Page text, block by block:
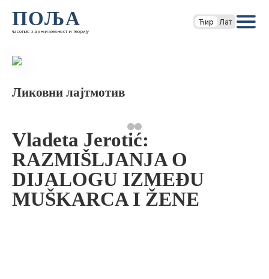
ПОЉА
часопис за књижевност и теорију
Ћир Лат
Ликовни лајтмотив
Vladeta Jerotić:
RAZMIŠLJANJA O
DIJALOGU IZMEĐU
MUŠKARCA I ŽENE